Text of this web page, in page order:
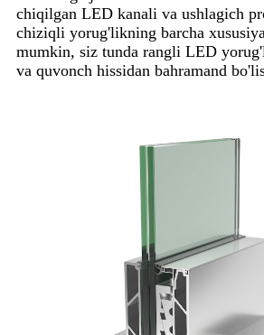
chiqilgan LED kanali va ushlagich
chiziqli yorug'likning barcha
mumkin, siz tunda rangli LED
va quvonch hissidan bahramand